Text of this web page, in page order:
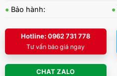
● Bảo hành: ●
Hotline: 0962 731 778
Tư vấn báo giá ngay
CHAT ZALO